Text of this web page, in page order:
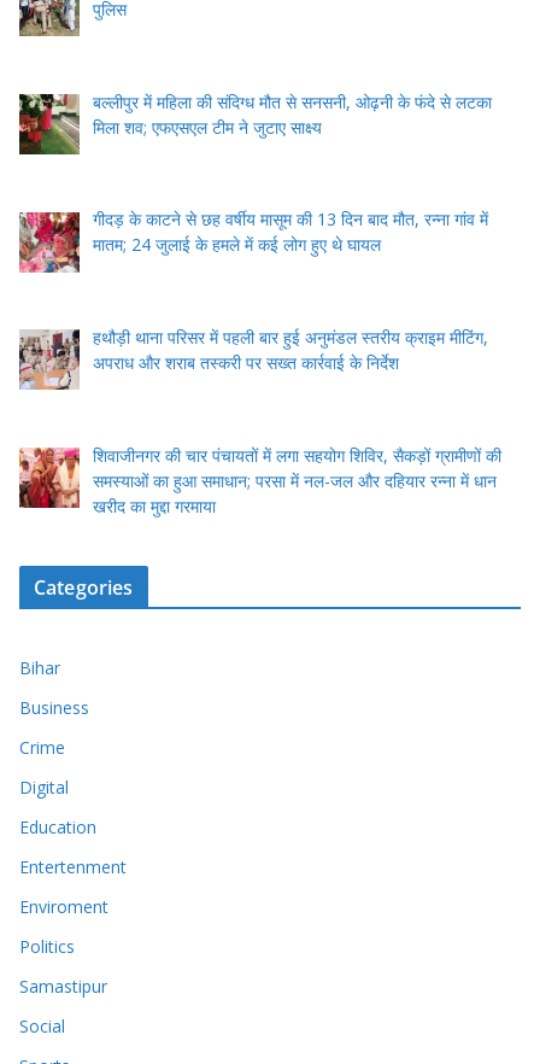
पुलिस
बल्लीपुर में महिला की संदिग्ध मौत से सनसनी, ओढ़नी के फंदे से लटका
मिला शव; एफएसएल टीम ने जुटाए साक्ष्य
गीदड़ के काटने से छह वर्षीय मासूम की 13 दिन बाद मौत, रन्ना गांव में
मातम; 24 जुलाई के हमले में कई लोग हुए थे घायल
हथौड़ी थाना परिसर में पहली बार हुई अनुमंडल स्तरीय क्राइम मीटिंग,
अपराध और शराब तस्करी पर सख्त कार्रवाई के निर्देश
शिवाजीनगर की चार पंचायतों में लगा सहयोग शिविर, सैकड़ों ग्रामीणों की
समस्याओं का हुआ समाधान; परसा में नल-जल और दहियार रन्ना में धान
खरीद का मुद्दा गरमाया
Categories
Bihar
Business
Crime
Digital
Education
Entertenment
Enviroment
Politics
Samastipur
Social